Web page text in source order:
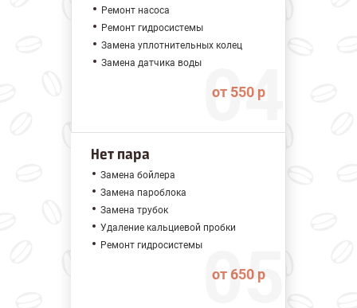
Ремонт насоса
Ремонт гидросистемы
Замена уплотнительных колец
Замена датчика воды
от 550 р
Нет пара
Замена бойлера
Замена пароблока
Замена трубок
Удаление кальциевой пробки
Ремонт гидросистемы
от 650 р